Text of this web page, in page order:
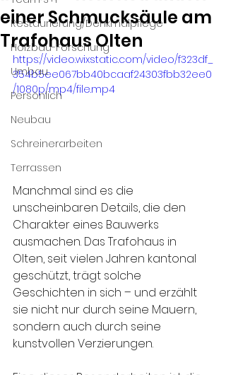
Restaurierung/Denkmalpflege
Holzbau-Forschung
Umbau
Persönlich
Neubau
Schreinerarbeiten
Terrassen
einer Schmucksäule am
Trafohaus Olten
https://video.wixstatic.com/video/f323df_
354b5ee067bb40bcaaf24303fbb32ee0
/1080p/mp4/file.mp4
Manchmal sind es die
unscheinbaren Details, die den
Charakter eines Bauwerks
ausmachen. Das Trafohaus in
Olten, seit vielen Jahren kantonal
geschützt, trägt solche
Geschichten in sich – und erzählt
sie nicht nur durch seine Mauern,
sondern auch durch seine
kunstvollen Verzierungen.